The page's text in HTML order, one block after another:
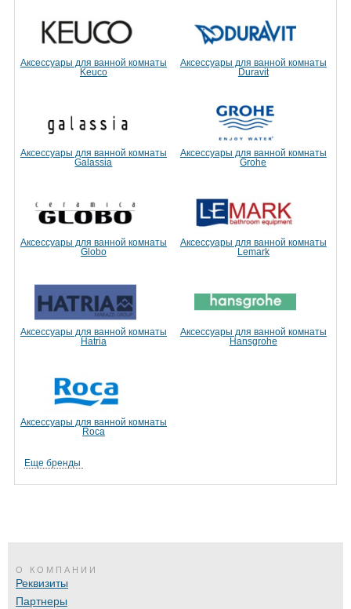
Аксессуары для ванной комнаты
Keuco
Аксессуары для ванной комнаты
Duravit
Аксессуары для ванной комнаты
Galassia
Аксессуары для ванной комнаты
Grohe
Аксессуары для ванной комнаты
Globo
Аксессуары для ванной комнаты
Lemark
Аксессуары для ванной комнаты
Hatria
Аксессуары для ванной комнаты
Hansgrohe
Аксессуары для ванной комнаты
Roca
Еще бренды
О КОМПАНИИ
Реквизиты
Партнеры